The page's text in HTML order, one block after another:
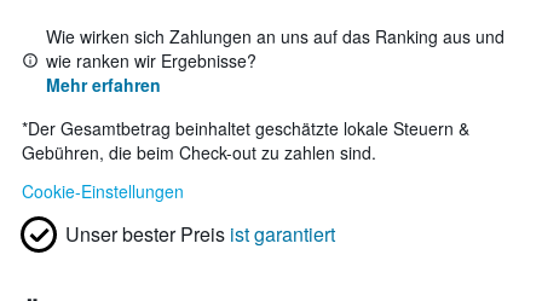
Wie wirken sich Zahlungen an uns auf das Ranking aus und
wie ranken wir Ergebnisse?
Mehr erfahren
*Der Gesamtbetrag beinhaltet geschätzte lokale Steuern &
Gebühren, die beim Check-out zu zahlen sind.
Cookie-Einstellungen
Unser bester Preis ist garantiert